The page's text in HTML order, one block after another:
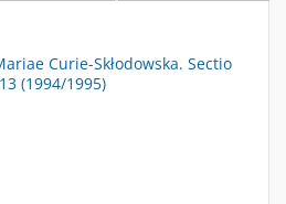
Curie-Skłodowska. Sectio
(1994/1995)